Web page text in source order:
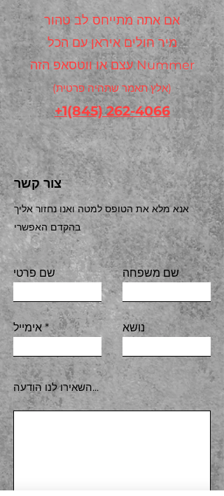
אם אתה מתייחס לב טהור
מיר חולים איראן עם הכל
עצם או ווטסאפ הזה Nummer
(אלץ תאמר שתהיה פרטית)
+1(845) 262-4066
צור קשר
אנא מלא את הטופס למטה ואנו נחזור אליך
בהקדם האפשרי
שם פרטי שם משפחה
אימייל נושא
השאירו לנו הודעה...